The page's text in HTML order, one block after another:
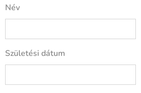
Név
Születési dátum